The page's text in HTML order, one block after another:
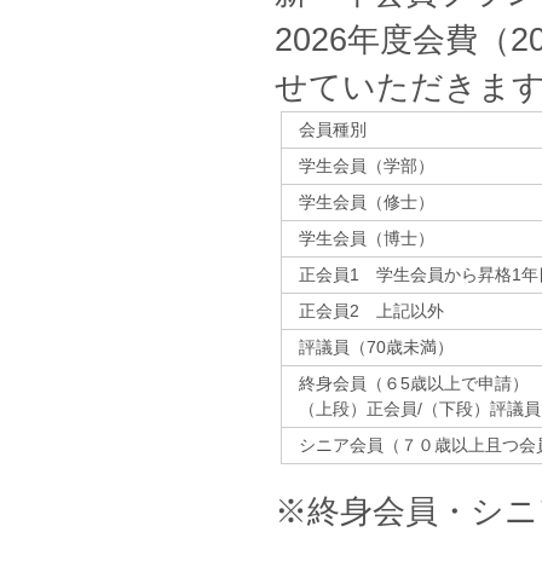
2026年度会費（
せていただきま
会員種別
学生会員（学部）
学生会員（修士）
学生会員（博士）
正会員1 学生会員から昇格1年
正会員2 上記以外
評議員（70歳未満）
終身会員（６5歳以上で申請）
（上段）正会員/（下段）評議
シニア会員（７０歳以上且つ会
※終身会員・シ